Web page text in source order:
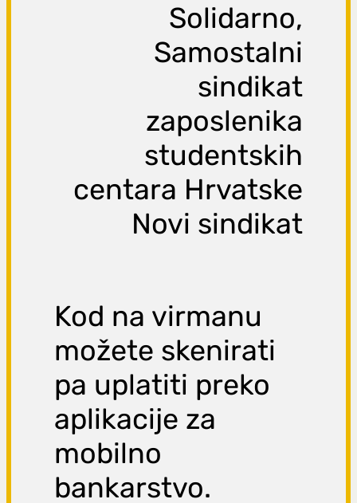
Solidarno,
Samostalni
sindikat
zaposlenika
studentskih
centara Hrvatske
Novi sindikat
Kod na virmanu
možete skenirati
pa uplatiti preko
aplikacije za
mobilno
bankarstvo.